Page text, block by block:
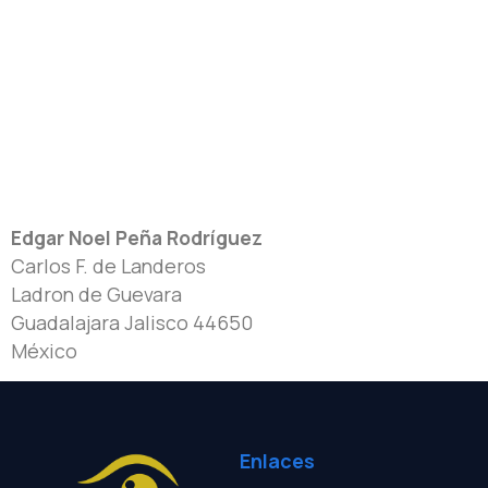
Edgar Noel Peña Rodríguez
Carlos F. de Landeros
Ladron de Guevara
Guadalajara Jalisco 44650
México
Enlaces